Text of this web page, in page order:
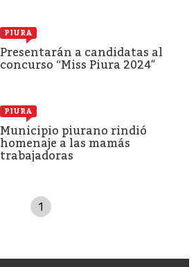
PIURA
Presentarán a candidatas al
concurso “Miss Piura 2024″
PIURA
Municipio piurano rindió
homenaje a las mamás
trabajadoras
1